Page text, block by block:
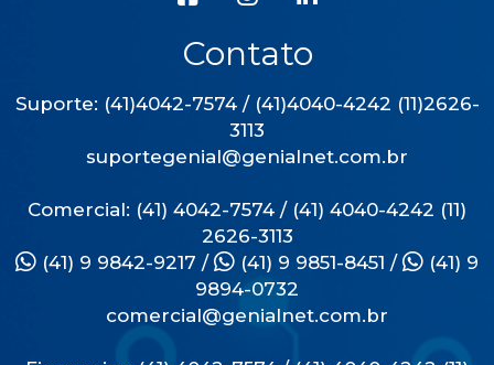
Contato
Suporte: (41)4042-7574 / (41)4040-4242 (11)2626-
3113
suportegenial@genialnet.com.br
Comercial: (41) 4042-7574 / (41) 4040-4242 (11)
2626-3113
(41) 9 9842-9217 / (41) 9 9851-8451 /
(41) 9
9894-0732
comercial@genialnet.com.br